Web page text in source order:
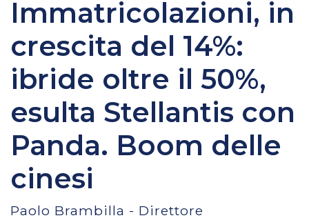
Immatricolazioni, in
crescita del 14%:
ibride oltre il 50%,
esulta Stellantis con
Panda. Boom delle
cinesi
Paolo Brambilla - Direttore